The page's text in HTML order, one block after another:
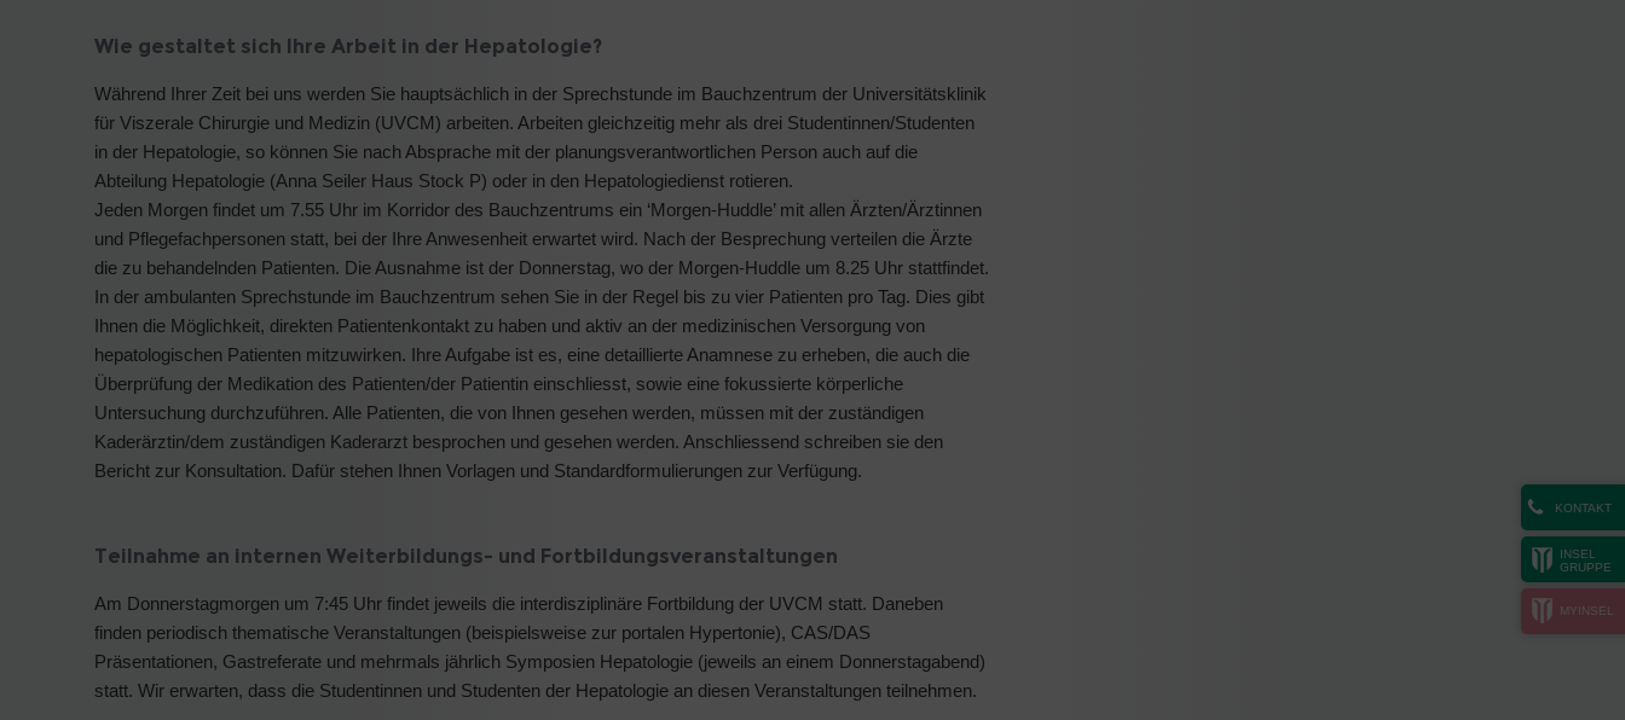
KONTAKT
INSEL
GRUPPE
MYINSEL
Wie gestaltet sich Ihre Arbeit in der Hepatologie?
Während Ihrer Zeit bei uns werden Sie hauptsächlich in der Sprechstunde im Bauchzentrum der Universitätsklinik
für Viszerale Chirurgie und Medizin (UVCM) arbeiten. Arbeiten gleichzeitig mehr als drei Studentinnen/Studenten
in der Hepatologie, so können Sie nach Absprache mit der planungsverantwortlichen Person auch auf die
Abteilung Hepatologie (Anna Seiler Haus Stock P) oder in den Hepatologiedienst rotieren.
Jeden Morgen findet um 7.55 Uhr im Korridor des Bauchzentrums ein ‘Morgen-Huddle’ mit allen Ärzten/Ärztinnen
und Pflegefachpersonen statt, bei der Ihre Anwesenheit erwartet wird. Nach der Besprechung verteilen die Ärzte
die zu behandelnden Patienten. Die Ausnahme ist der Donnerstag, wo der Morgen-Huddle um 8.25 Uhr stattfindet.
In der ambulanten Sprechstunde im Bauchzentrum sehen Sie in der Regel bis zu vier Patienten pro Tag. Dies gibt
Ihnen die Möglichkeit, direkten Patientenkontakt zu haben und aktiv an der medizinischen Versorgung von
hepatologischen Patienten mitzuwirken. Ihre Aufgabe ist es, eine detaillierte Anamnese zu erheben, die auch die
Überprüfung der Medikation des Patienten/der Patientin einschliesst, sowie eine fokussierte körperliche
Untersuchung durchzuführen. Alle Patienten, die von Ihnen gesehen werden, müssen mit der zuständigen
Kaderärztin/dem zuständigen Kaderarzt besprochen und gesehen werden. Anschliessend schreiben sie den
Bericht zur Konsultation. Dafür stehen Ihnen Vorlagen und Standardformulierungen zur Verfügung.
Teilnahme an internen Weiterbildungs- und Fortbildungsveranstaltungen
Am Donnerstagmorgen um 7:45 Uhr findet jeweils die interdisziplinäre Fortbildung der UVCM statt. Daneben
finden periodisch thematische Veranstaltungen (beispielsweise zur portalen Hypertonie), CAS/DAS
Präsentationen, Gastreferate und mehrmals jährlich Symposien Hepatologie (jeweils an einem Donnerstagabend)
statt. Wir erwarten, dass die Studentinnen und Studenten der Hepatologie an diesen Veranstaltungen teilnehmen.